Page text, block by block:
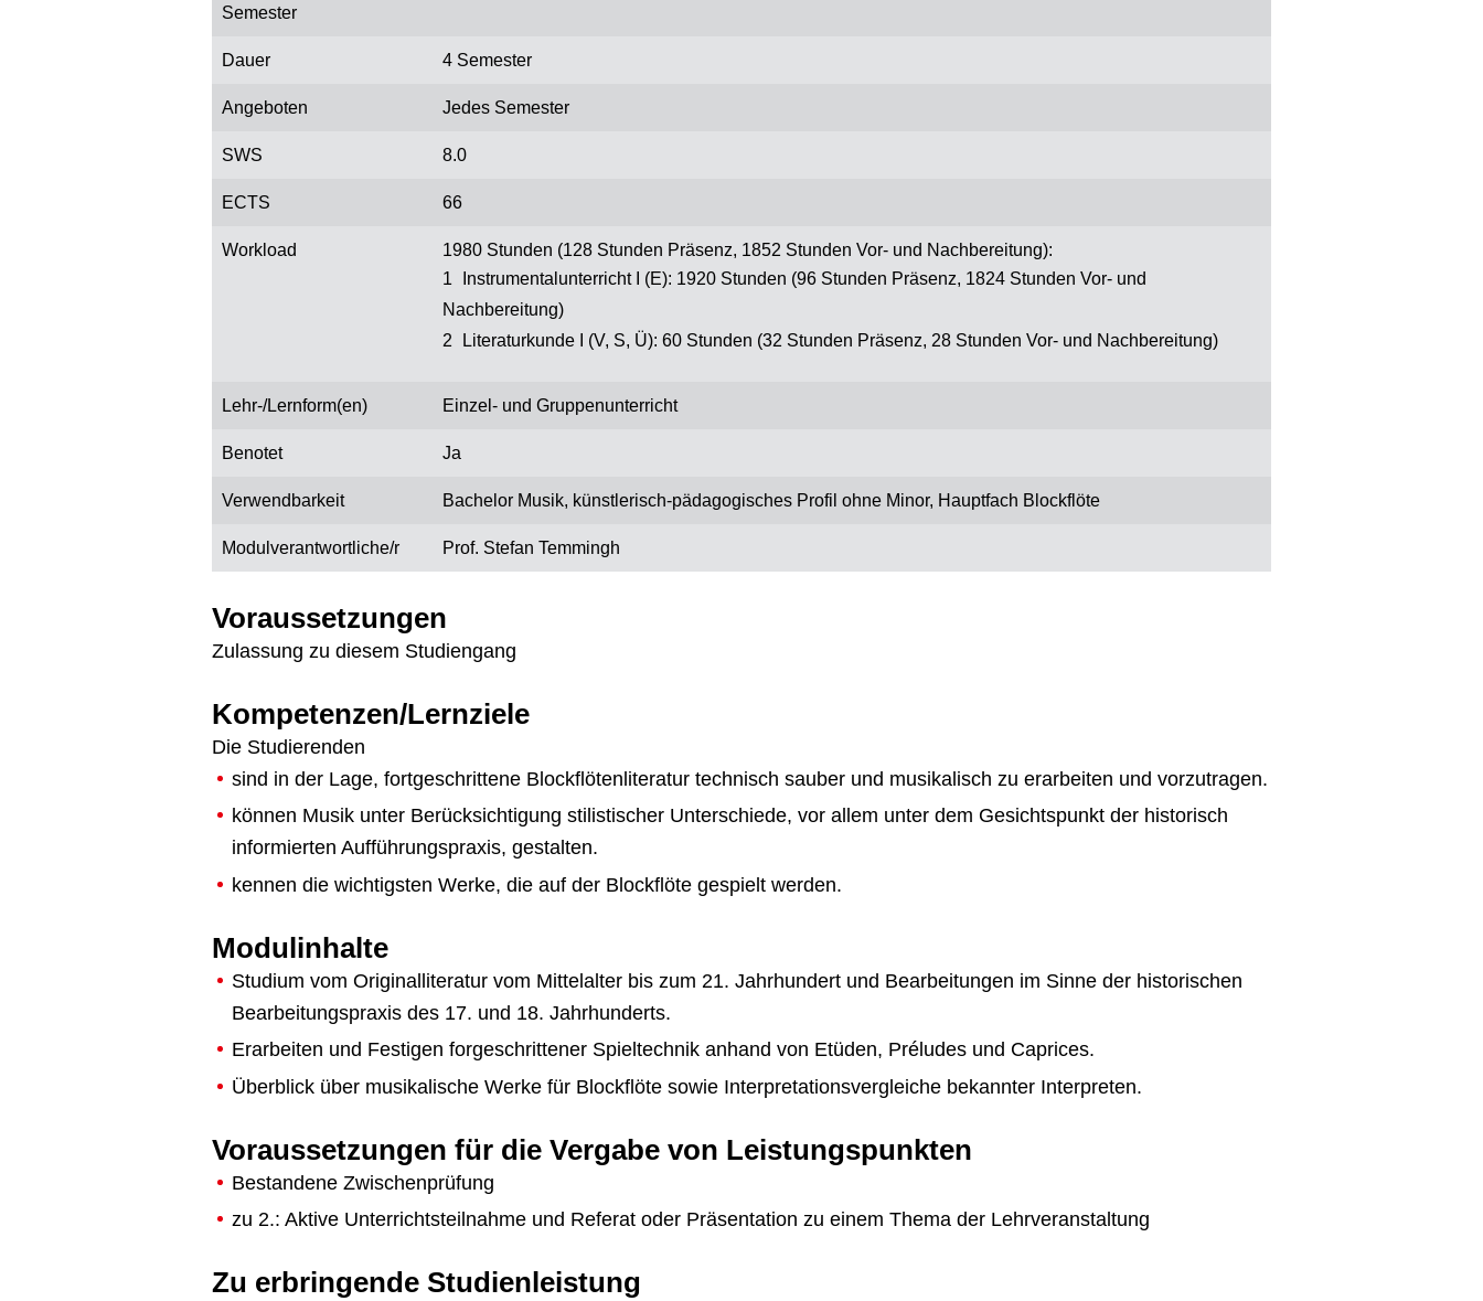
Semester
Dauer 4 Semester
Angeboten Jedes Semester
SWS 8.0
ECTS 66
Workload
1980 Stunden (128 Stunden Präsenz, 1852 Stunden Vor- und Nachbereitung):
Instrumentalunterricht I (E): 1920 Stunden (96 Stunden Präsenz, 1824 Stunden Vor- und
Nachbereitung)
Literaturkunde I (V, S, Ü): 60 Stunden (32 Stunden Präsenz, 28 Stunden Vor- und Nachbereitung)
Lehr-/Lernform(en) Einzel- und Gruppenunterricht
Benotet Ja
Verwendbarkeit Bachelor Musik, künstlerisch-pädagogisches Profil ohne Minor, Hauptfach Blockflöte
Modulverantwortliche/r Prof. Stefan Temmingh
Voraussetzungen
Zulassung zu diesem Studiengang
Kompetenzen/Lernziele
Die Studierenden
sind in der Lage, fortgeschrittene Blockflötenliteratur technisch sauber und musikalisch zu erarbeiten und vorzutragen.
können Musik unter Berücksichtigung stilistischer Unterschiede, vor allem unter dem Gesichtspunkt der historisch
informierten Aufführungspraxis, gestalten.
kennen die wichtigsten Werke, die auf der Blockflöte gespielt werden.
Modulinhalte
Studium vom Originalliteratur vom Mittelalter bis zum 21. Jahrhundert und Bearbeitungen im Sinne der historischen
Bearbeitungspraxis des 17. und 18. Jahrhunderts.
Erarbeiten und Festigen forgeschrittener Spieltechnik anhand von Etüden, Préludes und Caprices.
Überblick über musikalische Werke für Blockflöte sowie Interpretationsvergleiche bekannter Interpreten.
Voraussetzungen für die Vergabe von Leistungspunkten
Bestandene Zwischenprüfung
zu 2.: Aktive Unterrichtsteilnahme und Referat oder Präsentation zu einem Thema der Lehrveranstaltung
Zu erbringende Studienleistung